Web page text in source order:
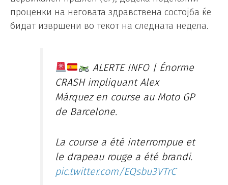
проценки на неговата здравствена состојба ќе
бидат извршени во текот на следната недела.
ALERTE INFO | Énorme
CRASH impliquant Alex
Márquez en course au Moto GP
de Barcelone.
La course a été interrompue et
le drapeau rouge a été brandi.
pic.twitter.com/EQsbu3VTrC